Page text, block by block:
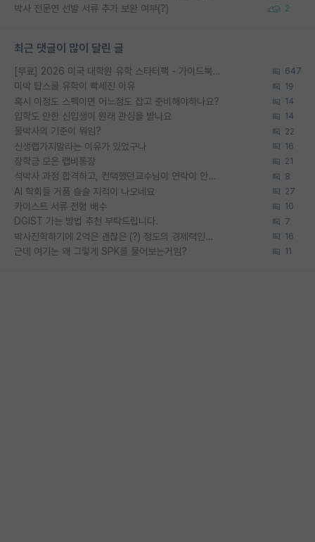
박사 전문연 선발 서류 추가 보완 여부(?) 2
최근 댓글이 많이 달린 글
[무료] 2026 미국 대학원 유학 스타터팩 - 가이드북 & 합격자 컨택메일 템플릿 647
미박 탑스쿨 유학이 빡세진 이유 19
혹시 이정도 스펙이면 어느정도 잡고 준비해야하나요? 14
입학도 안한 신입생이 원래 관심을 받나요 14
물박사의 기준이 뭐임? 22
신생랩가지말라는 이유가 있었구나 16
장학금 모은 랩비통장 21
석박사 과정 합격하고, 컨택했던교수님이 연락이 안됩니다... 8
AI 학회들 거품 슬슬 지적이 나오네요 27
카이스트 서류 전형 배수 10
DGIST 가는 방법 추천 부탁드립니다. 7
박사진학하기에 2억은 괜찮은 (?) 정도의 경제력인가요 16
근데 여기는 왜 그렇게 SPK를 물어보는거임? 11